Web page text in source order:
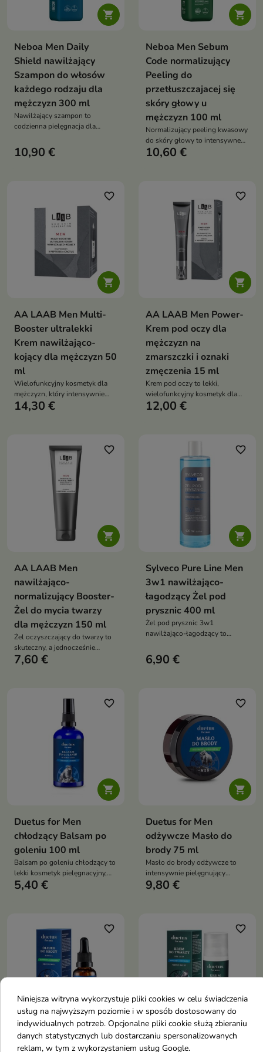

Neboa Men Daily
Shield nawilżający
Szampon do włosów
każdego rodzaju dla
mężczyzn 300 ml
Nawilżający szampon to
codzienna pielęgnacja dla
oczyszcza, nawilża i zapewnia
świeżość włosów oraz skóry
10,90 €

Neboa Men Sebum
Code normalizujący
Peeling do
przetłuszczajacej się
skóry głowy u
mężczyzn 100 ml
Normalizujący peeling kwasowy
do skóry głowy to intensywne
oczyszczenie, które redukuje
10,60 €

favorite_border
AA LAAB Men Multi-
Booster ultralekki
Krem nawilżająco-
kojący dla mężczyzn 50
ml
Wielofunkcyjny kosmetyk dla
mężczyzn, który intensywnie
nawilża, matuje i poprawia
skóry już od pierwszego użycia
14,30 €

favorite_border
AA LAAB Men Power-
Krem pod oczy dla
mężczyzn na
zmarszczki i oznaki
zmęczenia 15 ml
Krem pod oczy to lekki,
wielofunkcyjny kosmetyk dla
mężczyzn, który redukuje oznaki
12,00 €

favorite_border
AA LAAB Men
nawilżająco-
normalizujący Booster-
Żel do mycia twarzy
dla mężczyzn 150 ml
Żel oczyszczający do twarzy to
skuteczny, a jednocześnie
łagodny kosmetyk dla
świeżą i komfortową
7,60 €

favorite_border
Sylveco Pure Line Men
3w1 nawilżająco-
łagodzący Żel pod
prysznic 400 ml
Żel pod prysznic 3w1
nawilżająco-łagodzący to
przeznaczony do mycia ciała,
twarzy i włosów. Łączy
6,90 €

favorite_border
Duetus for Men
chłodzący Balsam po
goleniu 100 ml
Balsam po goleniu chłodzący to
lekki kosmetyk pielęgnacyjny,
który skutecznie łagodzi
5,40 €

favorite_border
Duetus for Men
odżywcze Masło do
brody 75 ml
Masło do brody odżywcze to
intensywnie pielęgnujący
kosmetyk do zarostu, który
zarost, zapobiega jego puszeniu
się oraz ułatwia stylizację
9,80 €

favorite_border
Duetus for Men

favorite_border
Duetus for Men
Niniejsza witryna wykorzystuje pliki cookies w celu świadczenia
usług na najwyższym poziomie i w sposób dostosowany do
indywidualnych potrzeb. Opcjonalne pliki cookie służą zbieraniu
danych statystycznych lub dostarczaniu spersonalizowanych
reklam, w tym z wykorzystaniem usług Google.